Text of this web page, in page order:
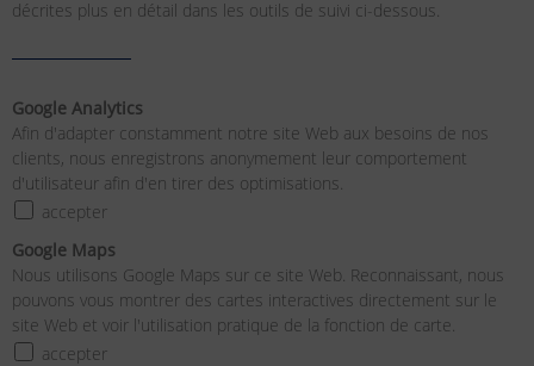
décrites plus en détail dans les outils de suivi ci-dessous.
Google Analytics
Afin d'adapter constamment notre site Web aux besoins de nos
clients, nous enregistrons anonymement leur comportement
d'utilisateur afin d'en tirer des optimisations.
accepter
Google Maps
Nous utilisons Google Maps sur ce site Web. Reconnaissant, nous
pouvons vous montrer des cartes interactives directement sur le
site Web et voir l'utilisation pratique de la fonction de carte.
accepter